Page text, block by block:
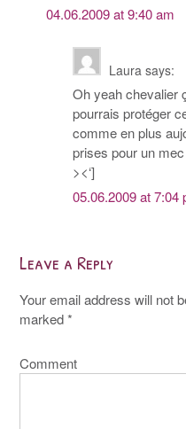
04.06.2009 at 9:40 am
Laura says:
Oh yeah chevalier
pourrais protéger
comme en plus
prises pour un
><‘]
05.06.2009 at 7:04
Leave a Reply
Your email address will not
marked*
Comment